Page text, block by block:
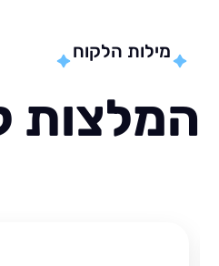
מילות הלקוח
המלצות